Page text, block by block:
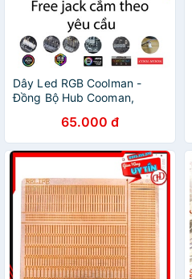
Dây Led RGB Coolman -
Đồng Bộ Hub Cooman,
65.000 đ